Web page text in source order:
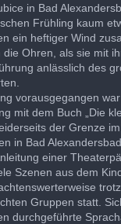
in Bad
Frühling kaum
ein heftiger Wind
die Ohren, als sie mit
anlässlich des
vorausgegangen
mit dem Buch „Die
der Grenze
in Bad
einer
Szenen aus dem
Gruppen statt.
durchgeführte